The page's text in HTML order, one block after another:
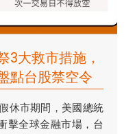
3大救市措施，
點台股禁空令
休市期間，美國總統
擊全球金融市場，台